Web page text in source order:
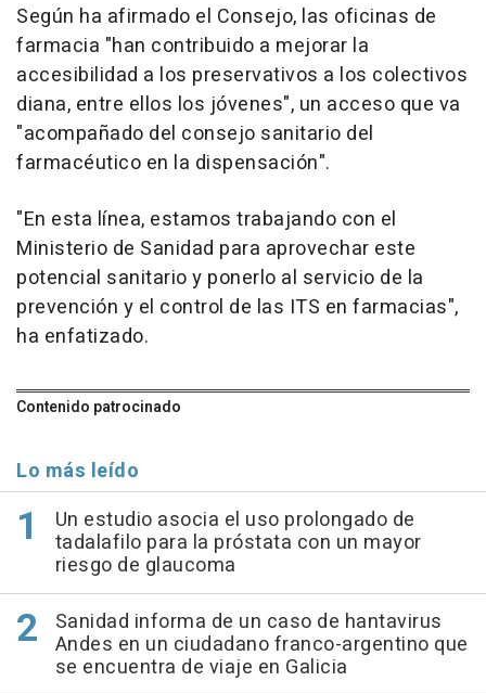
Según ha afirmado el Consejo, las oficinas de
farmacia "han contribuido a mejorar la
accesibilidad a los preservativos a los colectivos
diana, entre ellos los jóvenes", un acceso que va
"acompañado del consejo sanitario del
farmacéutico en la dispensación".
"En esta línea, estamos trabajando con el
Ministerio de Sanidad para aprovechar este
potencial sanitario y ponerlo al servicio de la
prevención y el control de las ITS en farmacias",
ha enfatizado.
Contenido patrocinado
Lo más leído
Un estudio asocia el uso prolongado de
tadalafilo para la próstata con un mayor
riesgo de glaucoma
Sanidad informa de un caso de hantavirus
Andes en un ciudadano franco-argentino que
se encuentra de viaje en Galicia